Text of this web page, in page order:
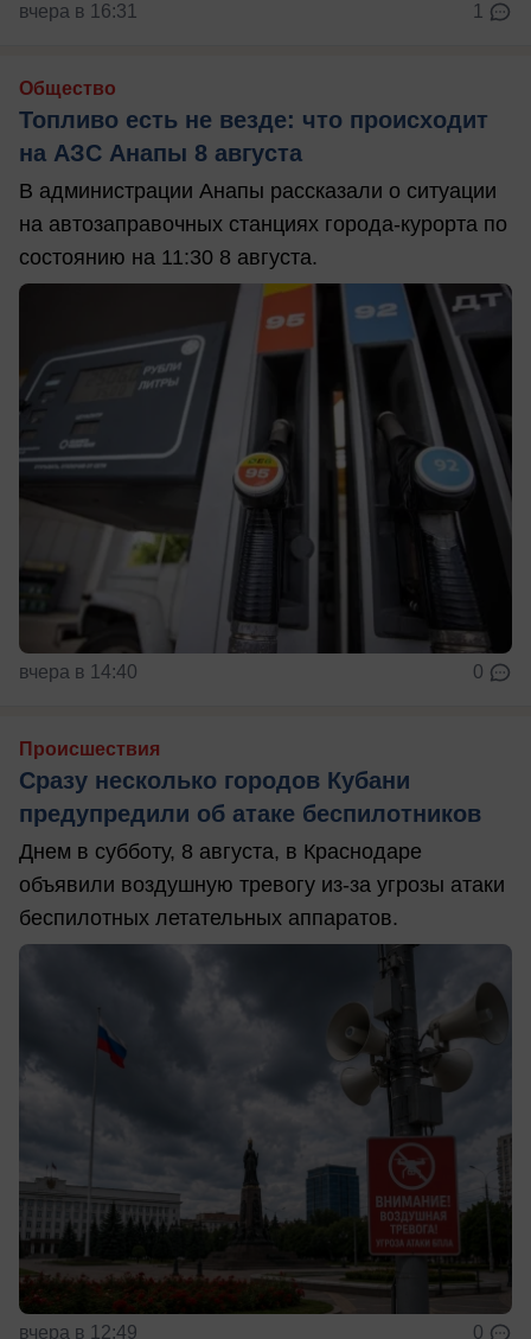
вчера в 16:31 1
Общество
Топливо есть не везде: что происходит
на АЗС Анапы 8 августа
В администрации Анапы рассказали о ситуации
на автозаправочных станциях города-курорта по
состоянию на 11:30 8 августа.
вчера в 14:40 0
Происшествия
Сразу несколько городов Кубани
предупредили об атаке беспилотников
Днем в субботу, 8 августа, в Краснодаре
объявили воздушную тревогу из-за угрозы атаки
беспилотных летательных аппаратов.
вчера в 12:49 0